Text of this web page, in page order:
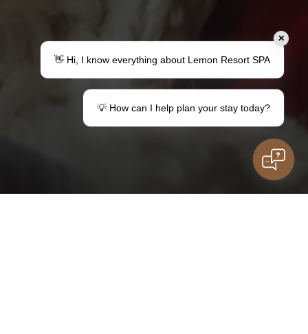
✕
👋 Hi, I know everything about Lemon Resort SPA
💡 How can I help plan your stay today?